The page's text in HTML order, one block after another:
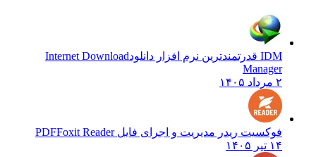
Internet Download
Manager
فوکسیت ریدر مدیریت و اجرای فایل PDFFoxit Reader